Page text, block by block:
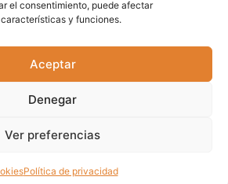
el consentimiento, puede afectar
y funciones.
Aceptar
Denegar
Ver preferencias
Política de privacidad
preguntas donde